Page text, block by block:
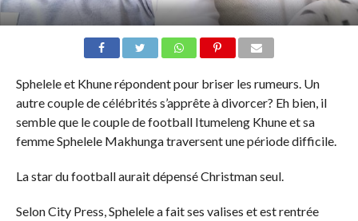
Sphelele et Khune répondent pour briser les rumeurs. Un
autre couple de célébrités s’apprête à divorcer? Eh bien, il
semble que le couple de football Itumeleng Khune et sa
femme Sphelele Makhunga traversent une période difficile.
La star du football aurait dépensé Christman seul.
Selon City Press, Sphelele a fait ses valises et est rentrée